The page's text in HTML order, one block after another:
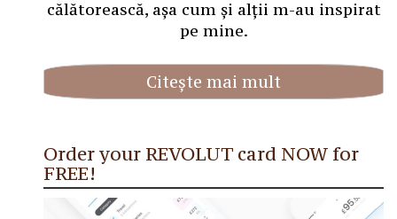
călătorească, așa cum și alții m-au inspirat
pe mine.
Citește mai mult
Order your REVOLUT card NOW for
FREE!